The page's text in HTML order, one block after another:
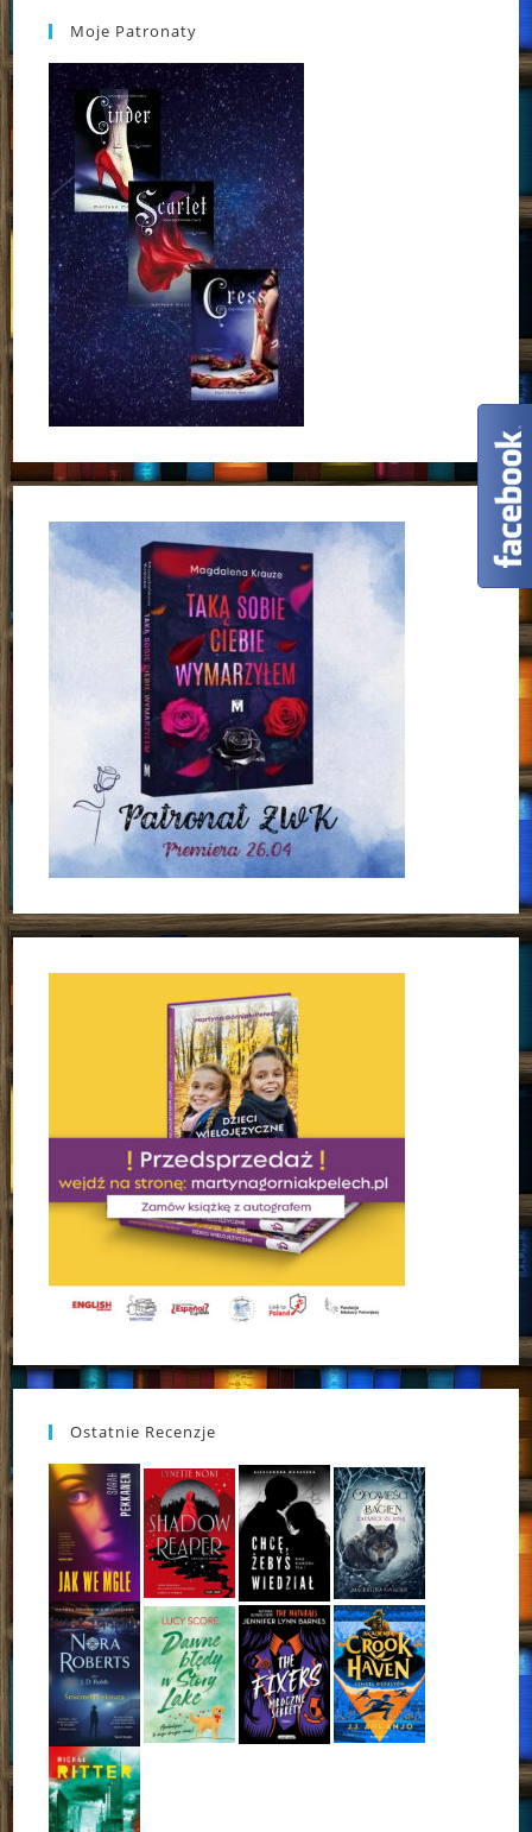
Moje Patronaty
Ostatnie Recenzje